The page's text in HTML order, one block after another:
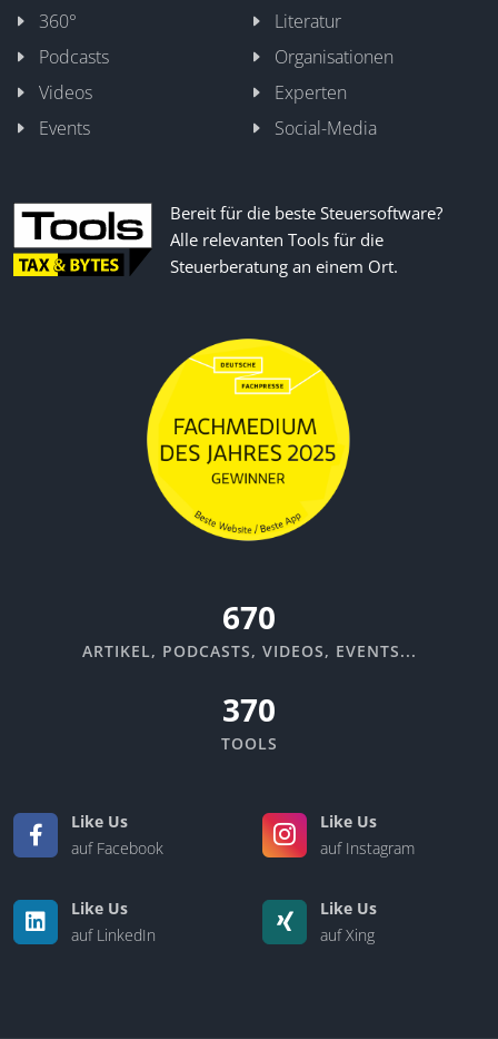
360°
Literatur
Podcasts
Organisationen
Videos
Experten
Events
Social-Media
Bereit für die beste Steuersoftware?
Alle relevanten Tools für die
Steuerberatung an einem Ort.
670
ARTIKEL, PODCASTS, VIDEOS, EVENTS...
370
TOOLS
Like Us
auf Facebook
Like Us
auf Instagram
Like Us
auf LinkedIn
Like Us
auf Xing